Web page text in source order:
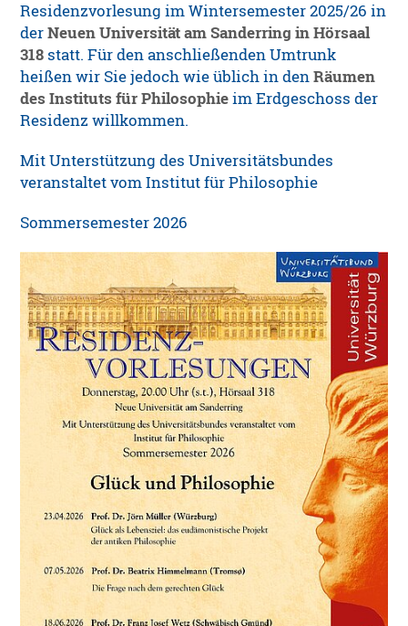
Residenzvorlesung im Wintersemester 2025/26 in
derNeuen Universität am Sanderring in Hörsaal
318 statt. Für den anschließenden Umtrunk
heißen wir Sie jedoch wie üblich in denRäumen
des Instituts für Philosophieim Erdgeschoss der
Residenz willkommen.
Mit Unterstützung des Universitätsbundes
veranstaltet vom Institut für Philosophie
Sommersemester 2026